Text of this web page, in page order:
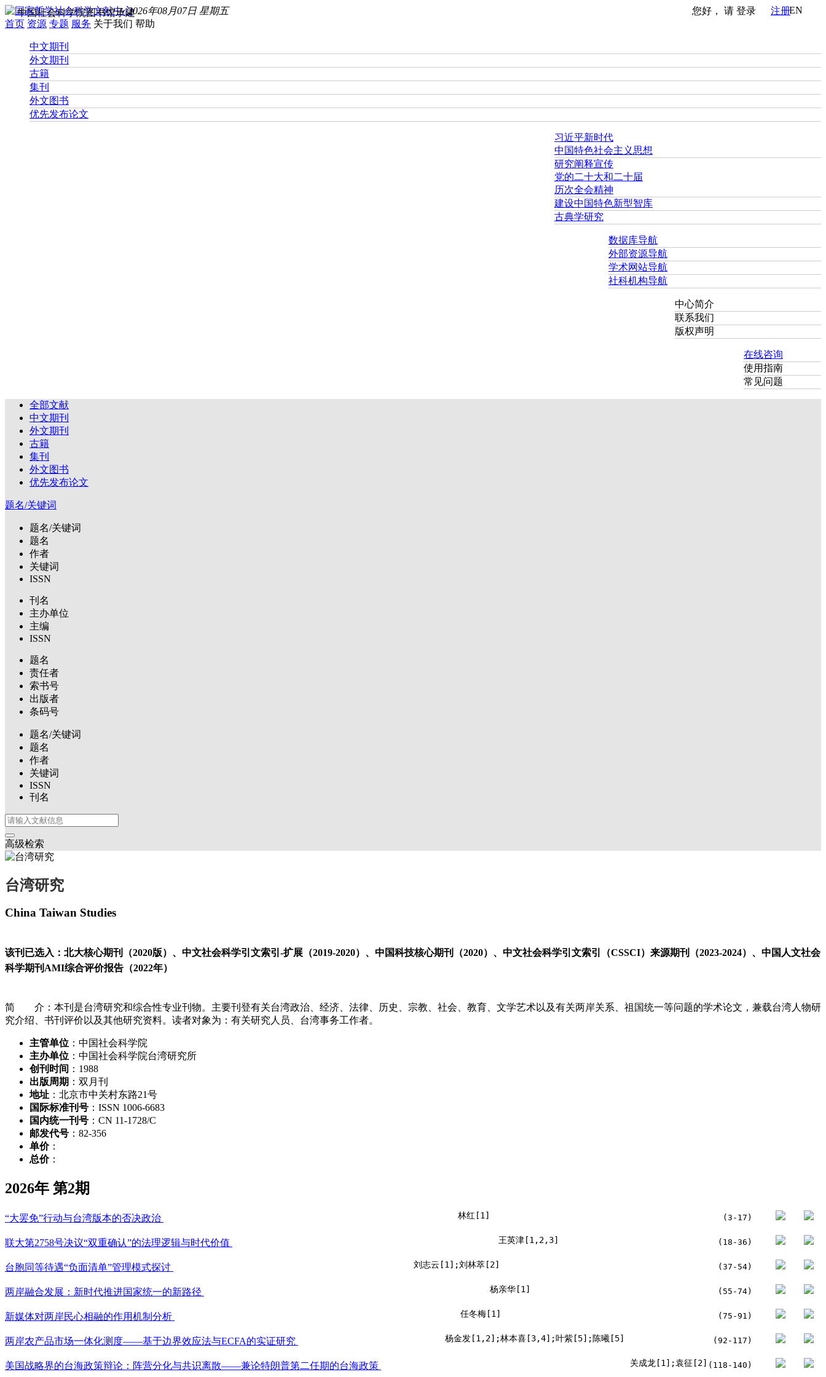
您好， 请 登录 注册EN
2026年08月07日 星期五
中国社会科学院图书馆承建
首页 资源 专题 服务 关于我们 帮助
中文期刊
外文期刊
古籍
集刊
外文图书
优先发布论文
习近平新时代
中国特色社会主义思想
研究阐释宣传
党的二十大和二十届
历次全会精神
建设中国特色新型智库
古典学研究
数据库导航
外部资源导航
学术网站导航
社科机构导航
中心简介
联系我们
版权声明
在线咨询
使用指南
常见问题
全部文献
中文期刊
外文期刊
古籍
集刊
外文图书
优先发布论文
题名/关键词
题名/关键词
题名
作者
关键词
ISSN
刊名
主办单位
主编
ISSN
题名
责任者
索书号
出版者
条码号
题名/关键词
题名
作者
关键词
ISSN
刊名
高级检索
台湾研究
China Taiwan Studies
该刊已选入：北大核心期刊（2020版）、中文社会科学引文索引-扩展（2019-2020）、中国科技核心期刊（2020）、中文社会科学引文索引（CSSCI）来源期刊（2023-2024）、中国人文社会
科学期刊AMI综合评价报告（2022年）
简 介：本刊是台湾研究和综合性专业刊物。主要刊登有关台湾政治、经济、法律、历史、宗教、社会、教育、文学艺术以及有关两岸关系、祖国统一等问题的学术论文，兼载台湾人物研
究介绍、书刊评价以及其他研究资料。读者对象为：有关研究人员、台湾事务工作者。
主管单位 ：中国社会科学院
主办单位 ：中国社会科学院台湾研究所
创刊时间 ：1988
出版周期 ：双月刊
地址 ：北京市中关村东路21号
国际标准刊号 ：ISSN 1006-6683
国内统一刊号 ：CN 11-1728/C
邮发代号 ：82-356
单价：
总价：
2026年 第2期
“大罢免”行动与台湾版本的否决政治 林红[1] (3-17)
联大第2758号决议“双重确认”的法理逻辑与时代价值 王英津[1,2,3] (18-36)
台胞同等待遇“负面清单”管理模式探讨 刘志云[1];刘林萃[2] (37-54)
两岸融合发展：新时代推进国家统一的新路径 杨亲华[1] (55-74)
新媒体对两岸民心相融的作用机制分析 任冬梅[1] (75-91)
两岸农产品市场一体化测度——基于边界效应法与ECFA的实证研究 杨金发[1,2];林本喜[3,4];叶紫[5];陈曦[5] (92-117)
美国战略界的台海政策辩论：阵营分化与共识离散——兼论特朗普第二任期的台海政策 关成龙[1];袁征[2] (118-140)